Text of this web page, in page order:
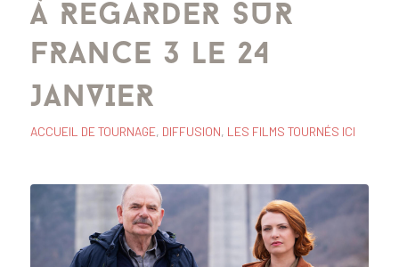
À REGARDER SUR
FRANCE 3 LE 24
JANVIER
ACCUEIL DE TOURNAGE, DIFFUSION, LES FILMS TOURNÉS ICI